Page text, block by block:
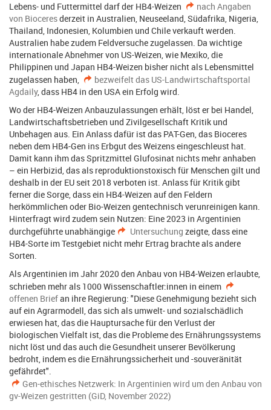
Lebens- und Futtermittel darf der HB4-Weizen
nach Angaben
von Bioceresderzeit in Australien, Neuseeland, Südafrika, Nigeria,
Thailand, Indonesien, Kolumbien und Chile verkauft werden.
Australien habe zudem Feldversuche zugelassen. Da wichtige
internationale Abnehmer von US-Weizen, wie Mexiko, die
Philippinen und Japan HB4-Weizen bisher nicht als Lebensmittel
zugelassen haben,
bezweifelt das US-Landwirtschaftsportal
Agdaily, dass HB4 in den USA ein Erfolg wird.
Wo der HB4-Weizen Anbauzulassungen erhält, löst er bei Handel,
Landwirtschaftsbetrieben und Zivilgesellschaft Kritik und
Unbehagen aus. Ein Anlass dafür ist das PAT-Gen, das Bioceres
neben dem HB4-Gen ins Erbgut des Weizens eingeschleust hat.
Damit kann ihm das Spritzmittel Glufosinat nichts mehr anhaben
– ein Herbizid, das als reproduktionstoxisch für Menschen gilt und
deshalb in der EU seit 2018 verboten ist. Anlass für Kritik gibt
ferner die Sorge, dass ein HB4-Weizen auf den Feldern
herkömmlichen oder Bio-Weizen gentechnisch verunreinigen kann.
Hinterfragt wird zudem sein Nutzen: Eine 2023 in Argentinien
durchgeführte unabhängige
Untersuchung zeigte, dass eine
HB4-Sorte im Testgebiet nicht mehr Ertrag brachte als andere
Sorten.
Als Argentinien im Jahr 2020 den Anbau von HB4-Weizen erlaubte,
schrieben mehr als 1000 Wissenschaftler:innen in einem
offenen Briefan ihre Regierung: "Diese Genehmigung bezieht sich
auf ein Agrarmodell, das sich als umwelt- und sozialschädlich
erwiesen hat, das die Hauptursache für den Verlust der
biologischen Vielfalt ist, das die Probleme des Ernährungssystems
nicht löst und das auch die Gesundheit unserer Bevölkerung
bedroht, indem es die Ernährungssicherheit und -souveränität
gefährdet".
Gen-ethisches Netzwerk: In Argentinien wird um den Anbau von
gv-Weizen gestritten (GiD, November 2022)